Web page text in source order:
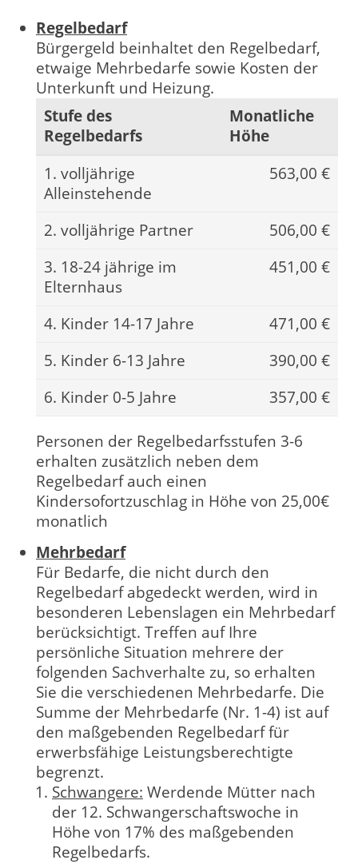
Regelbedarf
Bürgergeld beinhaltet den Regelbedarf,
etwaige Mehrbedarfe sowie Kosten der
Unterkunft und Heizung.
Stufe des
Regelbedarfs
Monatliche
Höhe
1. volljährige
Alleinstehende
563,00 €
2. volljährige Partner
506,00 €
3. 18-24 jährige im
Elternhaus
451,00 €
4. Kinder 14-17 Jahre
471,00 €
5. Kinder 6-13 Jahre
390,00 €
6. Kinder 0-5 Jahre
357,00 €
Personen der Regelbedarfsstufen 3-6
erhalten zusätzlich neben dem
Regelbedarf auch einen
Kindersofortzuschlag in Höhe von 25,00€
monatlich
Mehrbedarf
Für Bedarfe, die nicht durch den
Regelbedarf abgedeckt werden, wird in
besonderen Lebenslagen ein Mehrbedarf
berücksichtigt. Treffen auf Ihre
persönliche Situation mehrere der
folgenden Sachverhalte zu, so erhalten
Sie die verschiedenen Mehrbedarfe. Die
Summe der Mehrbedarfe (Nr. 1-4) ist auf
den maßgebenden Regelbedarf für
erwerbsfähige Leistungsberechtigte
begrenzt.
Schwangere: Werdende Mütter nach
der 12. Schwangerschaftswoche in
Höhe von 17% des maßgebenden
Regelbedarfs.